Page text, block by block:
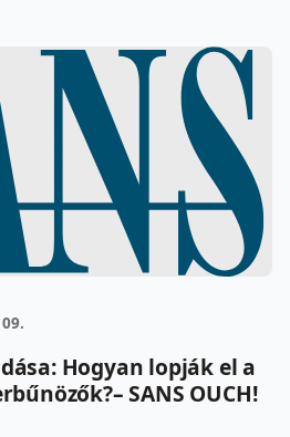
Hogyan lopják el a
SANS OUCH!